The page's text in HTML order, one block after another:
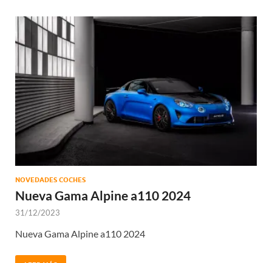
NOVEDADES COCHES
Nueva Gama Alpine a110 2024
31/12/2023
Nueva Gama Alpine a110 2024